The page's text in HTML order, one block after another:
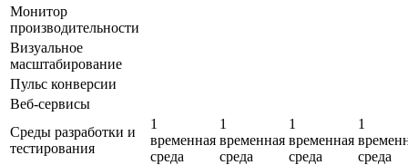
Монитор
производительности
Визуальное
масштабирование
Пульс конверсии
Веб-сервисы
Среды разработки и
тестирования
1
временная
среда
1
временная
среда
1
временная
среда
1
среда